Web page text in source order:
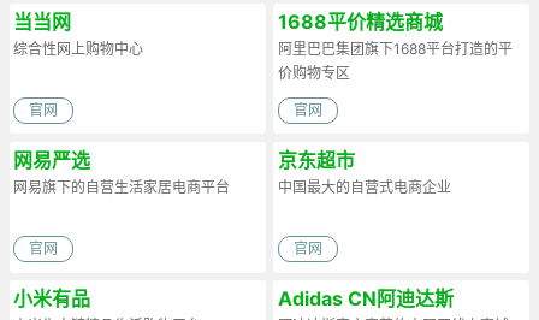
当当网
综合性网上购物中心
官网
1688平价精选商城
阿里巴巴集团旗下1688平台打造的平
价购物专区
官网
网易严选
网易旗下的自营生活家居电商平台
官网
京东超市
中国最大的自营式电商企业
官网
小米有品 Adidas CN阿迪达斯